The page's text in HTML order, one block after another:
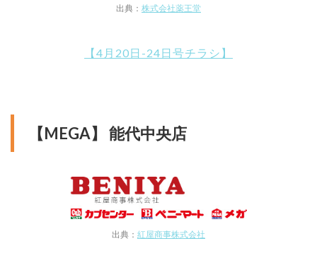
出典： 株式会社薬王堂
【4月20日-24日号チラシ】
【MEGA】 能代中央店
出典： 紅屋商事株式会社